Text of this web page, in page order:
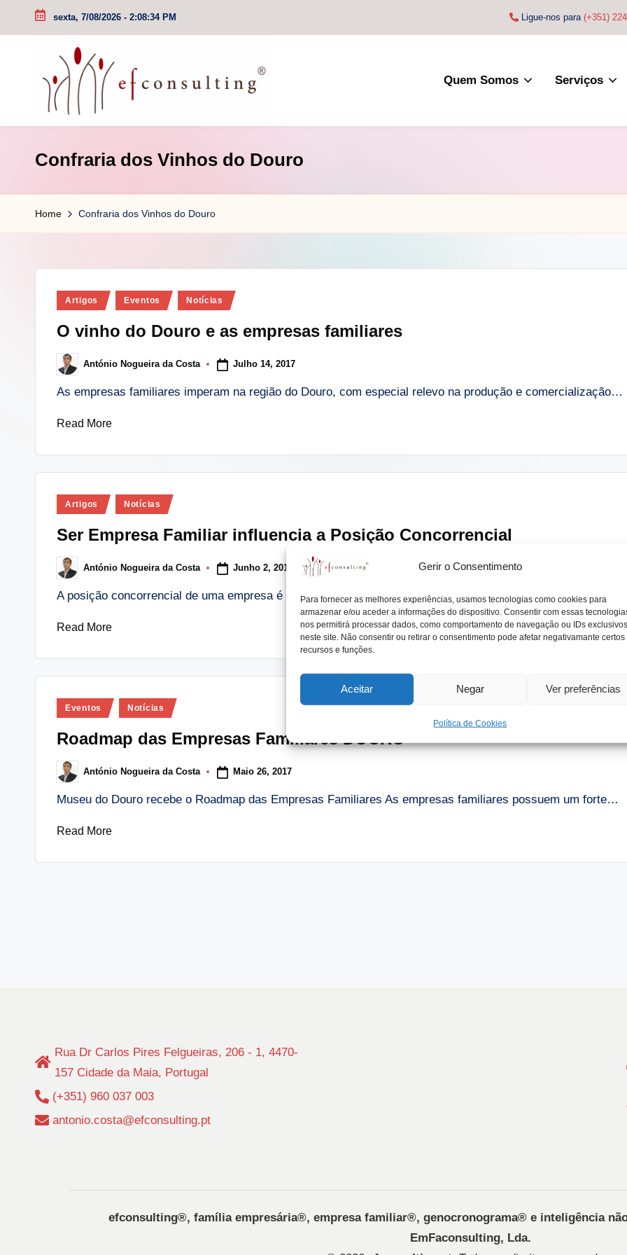
Gerir o Consentimento
Para fornecer as melhores experiências, usamos tecnologias como cookies para
armazenar e/ou aceder a informações do dispositivo. Consentir com essas
nos permitirá processar dados, como comportamento de navegação ou IDs exclusivos
neste site. Não consentir ou retirar o consentimento pode afetar negativamante certos
recursos e funções.
Aceitar Negar Ver preferências
Política de Cookies
Skip
sexta, 7/08/2026 - 2:08:34 PM Ligue-nos para (+351)
f
c
o
.
Quem Somos Serviços
Confraria dos Vinhos do Douro
Home Confraria dos Vinhos do Douro
Posted
Artigos Eventos Notícias
O vinho do Douro e as empresas familiares
Posted
by
António Nogueira da Costa Julho 14, 2017
As empresas familiares imperam na região do Douro, com especial relevo na produção e comercialização…
Read More
Posted
Artigos Notícias
Ser Empresa Familiar influencia a Posição Concorrencial
Posted
by
António Nogueira da Costa Junho 2, 2017
A posição concorrencial de uma empresa é um indicador da sua capacidade competitiva, no negócio…
Read More
Posted
Eventos Notícias
Roadmap das Empresas Familiares DOURO
Posted
by
António Nogueira da Costa Maio 26, 2017
Museu do Douro recebe o Roadmap das Empresas Familiares As empresas familiares possuem um forte…
Read More
Rua Dr Carlos Pires Felgueiras, 206 - 1, 4470-
157 Cidade da Maia, Portugal
(+351) 960 037 003
antonio.costa@efconsulting.pt
efconsulting®️, família empresária®️, empresa familiar®️, genocronograma®️ e inteligência
EmFaconsulting, Lda.